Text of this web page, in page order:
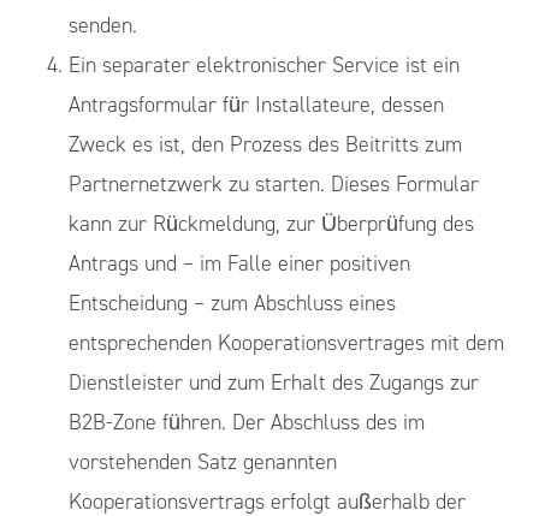
senden.
Ein separater elektronischer Service ist ein
Antragsformular für Installateure, dessen
Zweck es ist, den Prozess des Beitritts zum
Partnernetzwerk zu starten. Dieses Formular
kann zur Rückmeldung, zur Überprüfung des
Antrags und – im Falle einer positiven
Entscheidung – zum Abschluss eines
entsprechenden Kooperationsvertrages mit dem
Dienstleister und zum Erhalt des Zugangs zur
B2B-Zone führen. Der Abschluss des im
vorstehenden Satz genannten
Kooperationsvertrags erfolgt außerhalb der